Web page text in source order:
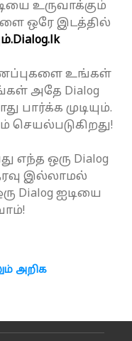
உருவாக்கும்
ஒரே இடத்தில்
Dialog.lk
உங்கள்
அதே Dialog
பார்க்க முடியும்.
செயல்படுகிறது!
எந்த ஒரு Dialog
இல்லாமல்
Dialog ஐடியை
அறிக